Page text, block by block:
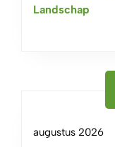
Landschap
augustus 2026